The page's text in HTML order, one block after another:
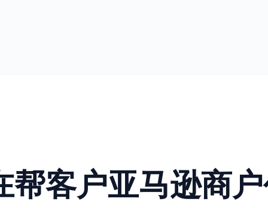
客户亚马逊商